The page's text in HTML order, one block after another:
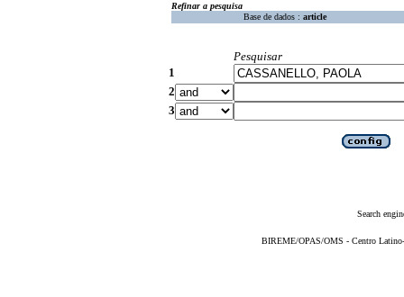
Refinar a pesquisa
Base de dados : article
Pesquisar
1
2
3
Search
BIREME/OPAS/OMS - Centro Latino-